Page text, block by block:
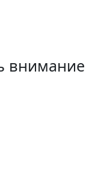
внимание